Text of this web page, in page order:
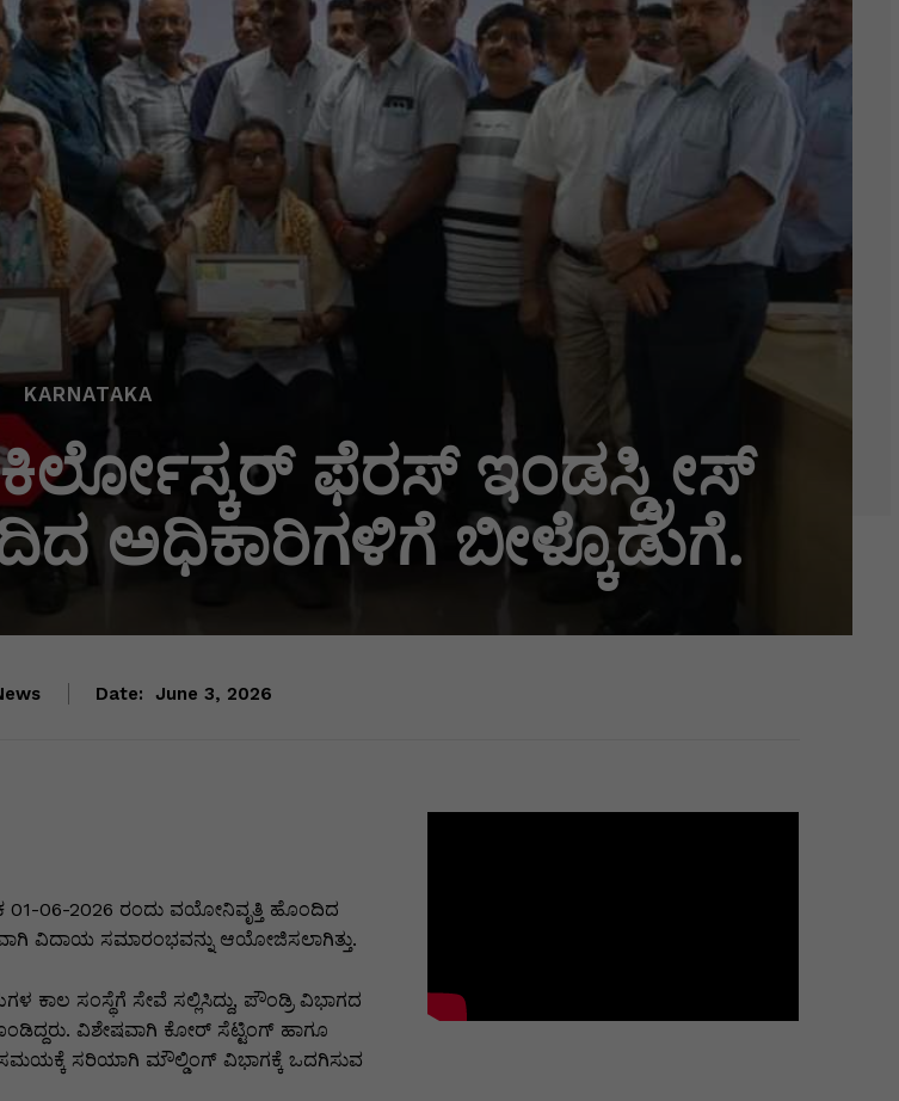
KARNATAKA
ಫೆರಸ್ ಇಂಡಸ್ಡ್ರೀಸ್
ಅಧಿಕಾರಿಗಳಿಗೆ ಬೀಳ್ಕೊಡುಗೆ.
Date: June 3, 2026
06-2026 ರಂದು ವಯೋನಿವೃತ್ತಿ ಹೊಂದಿದ
ವಿದಾಯ ಸಮಾರಂಭವನ್ನು ಆಯೋಜಿಸಲಾಗಿತ್ತು.
ಕಾಲ ಸಂಸ್ಥೆಗೆ ಸೇವೆ ಸಲ್ಲಿಸಿದ್ದು, ಪೌಂಡ್ರಿ ವಿಭಾಗದ
ವಿಶೇಷವಾಗಿ ಕೋರ್ ಸೆಟ್ಟಿಂಗ್ ಹಾಗೂ
ಸರಿಯಾಗಿ ಮೌಲ್ಡಿಂಗ್ ವಿಭಾಗಕ್ಕೆ ಒದಗಿಸುವ